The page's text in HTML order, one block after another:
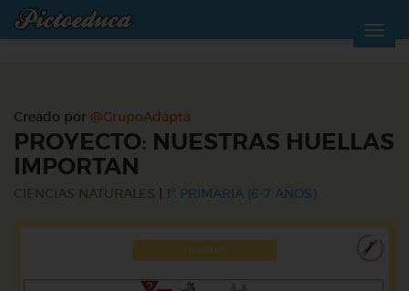
Creado por @GrupoAdapta
PROYECTO: NUESTRAS HUELLAS
IMPORTAN
CIENCIAS NATURALES 1º PRIMARIA (6-7 AÑOS)